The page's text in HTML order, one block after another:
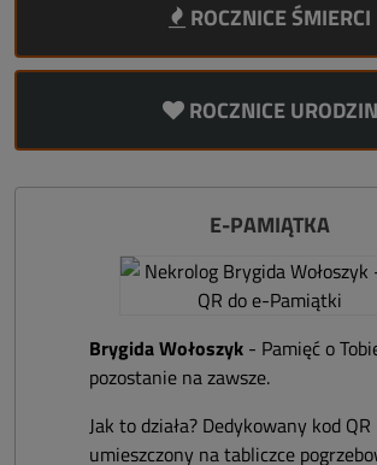
ROCZNICE ŚMIERCI
ROCZNICE URODZIN
E-PAMIĄTKA
Brygida Wołoszyk - Pamięć o
pozostanie na zawsze.
Jak to działa? Dedykowany kod QR
umieszczony na tabliczce